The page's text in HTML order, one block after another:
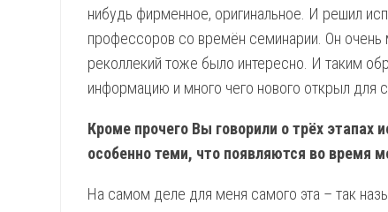
нибудь фирменное, оригинальное. И решил
профессоров со времён семинарии. Он очень
реколлекий тоже было интересно. И таким
информацию и много чего нового открыл для
Кроме прочего Вы говорили о трёх
особенно теми, что появляются во время
На самом деле для меня самого эта – так